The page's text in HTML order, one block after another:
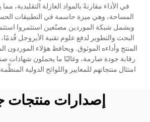
في الأداء مقارنةً بالمواد العازلة التقليدية،
المساحة، وهي ميزة حاسمة في التطبيقات
ويشمل شبكة الموردين مصنّعين استثمروا
البحث والتطوير لدفع علوم تقنية الأيروجل
المنتج وأداءه الموثوق. ويحافظ هؤلاء الموردون
رقابة جودة صارمة، وغالبًا ما يحملون شهادات
امتثال منتجاتهم للمعايير واللوائح الدولية
إصدارات منتجات